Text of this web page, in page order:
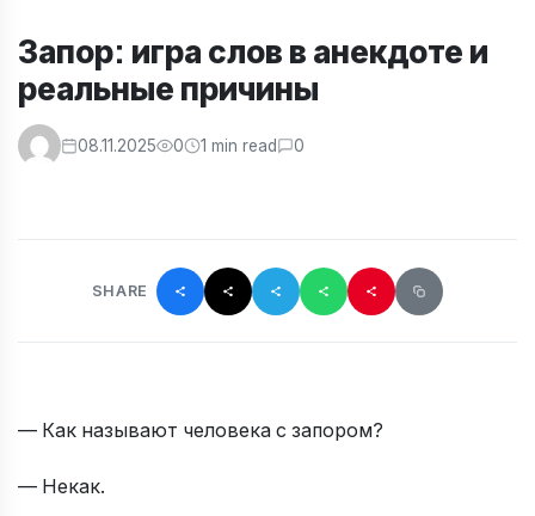
Запор: игра слов в анекдоте и
реальные причины
08.11.2025 0 1 min read 0
SHARE
— Как называют человека с запором?
— Некак.